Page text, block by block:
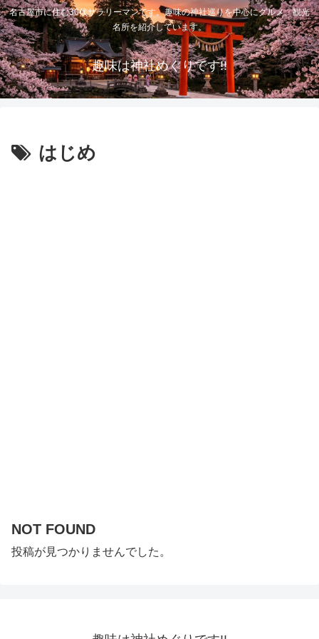
名古屋市に住む30代サラリーマンです。趣味の神社巡りを中心にグルメ、観光
名所を紹介しています。
趣味は神社めぐりです!!
はじめ
NOT FOUND
投稿が見つかりませんでした。